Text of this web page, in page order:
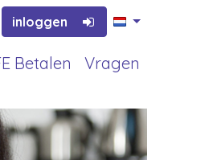
inloggen
Betalen Vragen